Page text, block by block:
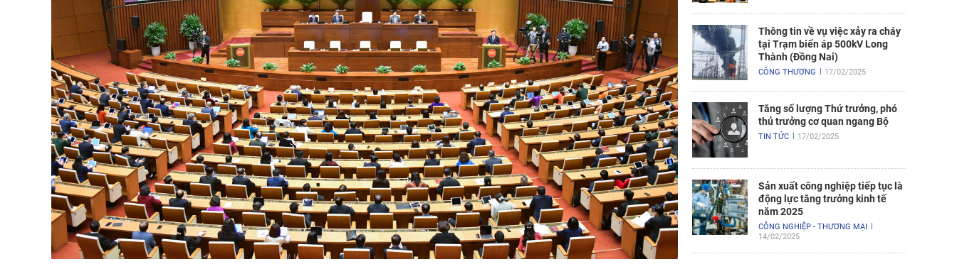
Thông tin về vụ việc xảy ra cháy
tại Trạm biến áp 500kV Long
Thành (Đồng Nai)
CÔNG THƯƠNG 17/02/2025
Tăng số lượng Thứ trưởng, phó
thủ trưởng cơ quan ngang Bộ
TIN TỨC 17/02/2025
Sản xuất công nghiệp tiếp tục là
động lực tăng trưởng kinh tế
năm 2025
CÔNG NGHIỆP - THƯƠNG MẠI
14/02/2025